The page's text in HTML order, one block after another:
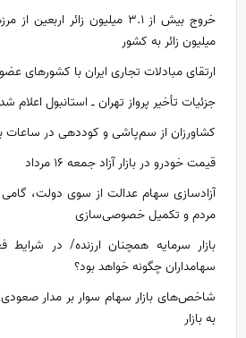
میلیون زائر به کشور
ارتقای مبادلات تجاری ایران با کشور‌های
جزئیات تأخیر پرواز تهران ـ استانبول اعلام شد
کشاورزان از سم‌پاشی و کوددهی در ساعات
قیمت خودرو در بازار آزاد جمعه ۱۶ مرداد
آزادسازی سهام عدالت از سوی دولت،
مردم و تکمیل خصوصی‌سازی
بازار سرمایه همچنان ارزنده/ در شرایط
سهامداران چگونه خواهد بود؟
شاخص‌های بازار سهام سوار بر مدار
به بازار